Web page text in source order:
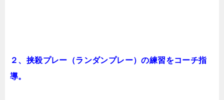
２、挟殺プレー（ランダンプレー）の練習をコーチ指
導。